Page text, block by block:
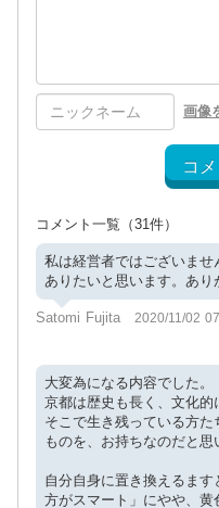
画像
コ
コメント一覧 （31件）
私は経営者ではございませ
ありたいと思います。あり
Satomi Fujita 2020/11/02
大変為になる内容でした
京都は歴史も長く、文化的
そこで生き残っている方
ものを、お持ちなのだと思
自分自身に置き換えるま
方がスマート」にやや、黄